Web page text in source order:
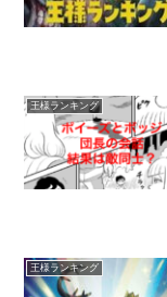
王様ランキング
王様ランキング